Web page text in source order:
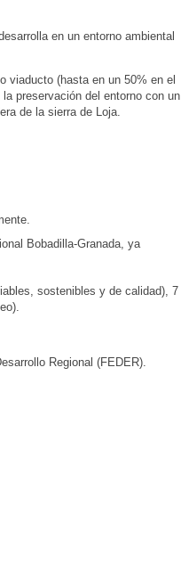
en un entorno ambiental
viaducto (hasta en un 50% en el
preservación del entorno con un
de la sierra de Loja.
Bobadilla-Granada, ya
sostenibles y de calidad), 7
Regional (FEDER).